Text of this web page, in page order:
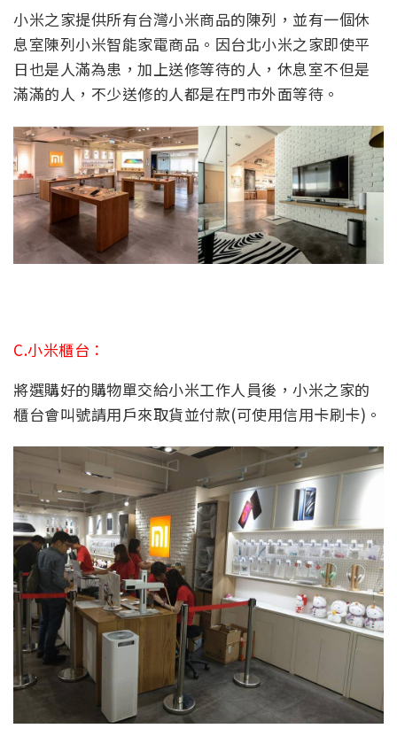
小米之家提供所有台灣小米商品的陳列，並有一個休
息室陳列小米智能家電商品。因台北小米之家即使平
日也是人滿為患，加上送修等待的人，休息室不但是
滿滿的人，不少送修的人都是在門市外面等待。
C.小米櫃台：
將選購好的購物單交給小米工作人員後，小米之家的
櫃台會叫號請用戶來取貨並付款(可使用信用卡刷卡)。